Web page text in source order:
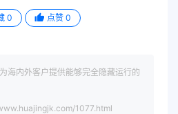
0 点赞 0
海内外客户提供能够完全隐藏运行的
1077.html